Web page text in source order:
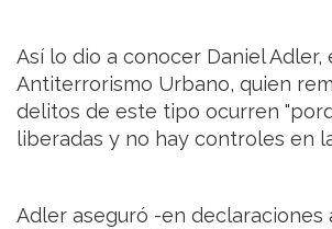
Así lo dio a conocer Daniel Adler,
Antiterrorismo Urbano, quien
delitos de este tipo ocurren
liberadas y no hay controles en
Adler aseguró -en declaraciones